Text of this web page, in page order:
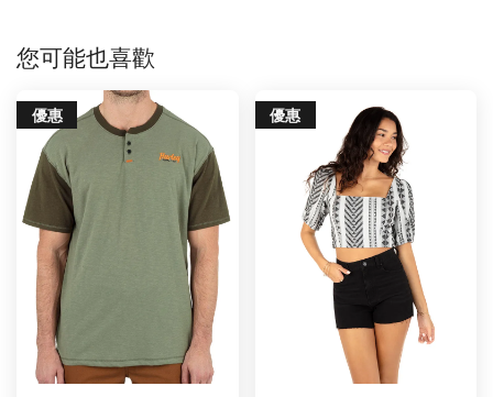
您可能也喜歡
優惠 優惠